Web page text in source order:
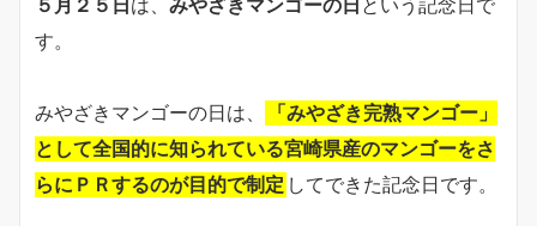
５月２５日 は、 みやざきマンゴーの日 という記念日で
す。
みやざきマンゴーの日は、
「みやざき完熟マンゴー」
として全国的に知られている宮崎県産のマンゴーをさ
らにＰＲするのが目的で制定 してできた記念日です。